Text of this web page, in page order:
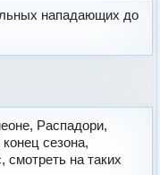
нападающих до
Распадори,
сезона,
смотреть на таких